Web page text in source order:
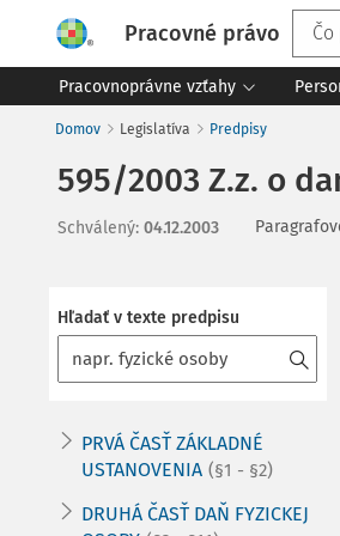
Pracovné právo
Pracovnoprávne vzťahy
Domov Legislatíva Predpisy
595/2003 Z.z. o
Schválený: 04.12.2003
Hľadať v texte predpisu
PRVÁ ČASŤ ZÁKLADNÉ
USTANOVENIA (§1 - §2)
DRUHÁ ČASŤ DAŇ FYZICKEJ